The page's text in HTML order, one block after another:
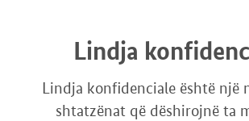
Lindja
Lindja konfidenciale është një
shtatzënat që dëshirojnë ta